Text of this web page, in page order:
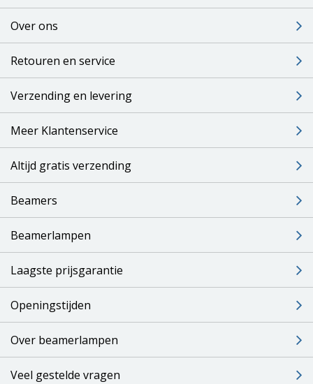
Over ons
Retouren en service
Verzending en levering
Meer Klantenservice
Altijd gratis verzending
Beamers
Beamerlampen
Laagste prijsgarantie
Openingstijden
Over beamerlampen
Veel gestelde vragen